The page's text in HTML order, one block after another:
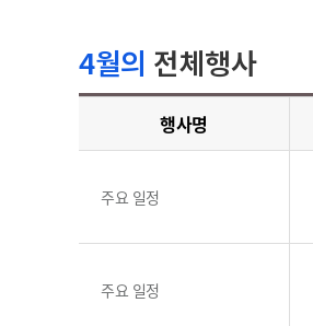
4월의 전체행사
행사명
주요 일정
주요 일정